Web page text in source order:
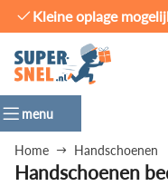
Productie in eigen
menu
Home Handschoenen
Handschoenen